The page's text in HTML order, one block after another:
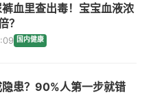
血里查出毒！宝宝血液浓
？
国内健康
患？90%人第一步就错